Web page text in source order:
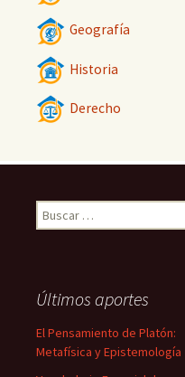
Geografía
Historia
Derecho
Buscar:
Últimos aportes
El Pensamiento de Platón:
Metafísica y Epistemología